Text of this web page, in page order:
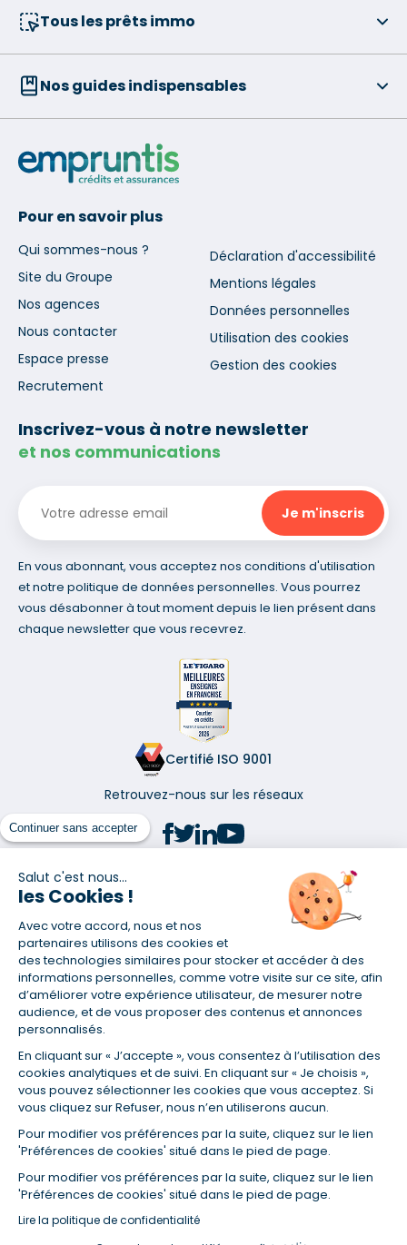
Continuer sans accepter
Salut c'est nous...
les Cookies !
Avec votre accord, nous et nos
partenaires utilisons des cookies et
des technologies similaires pour stocker et accéder à des
informations personnelles, comme votre visite sur ce site, afin
d’améliorer votre expérience utilisateur, de mesurer notre
audience, et de vous proposer des contenus et annonces
personnalisés.
En cliquant sur « J’accepte », vous consentez à l’utilisation des
cookies analytiques et de suivi. En cliquant sur « Je choisis »,
vous pouvez sélectionner les cookies que vous acceptez. Si
vous cliquez sur Refuser, nous n’en utiliserons aucun.
Pour modifier vos préférences par la suite, cliquez sur le lien
'Préférences de cookies' situé dans le pied de page.
Pour modifier vos préférences par la suite, cliquez sur le lien
'Préférences de cookies' situé dans le pied de page.
Lire la politique de confidentialité
Tous les prêts immo
Nos guides indispensables
Pour en savoir plus
Qui sommes-nous ?
Site du Groupe
Nos agences
Nous contacter
Espace presse
Recrutement
Déclaration d'accessibilité
Mentions légales
Données personnelles
Utilisation des cookies
Gestion des cookies
Inscrivez-vous à notre newsletter
et nos communications
En vous abonnant, vous acceptez nos conditions d'utilisation
et notre politique de données personnelles. Vous pourrez
vous désabonner à tout moment depuis le lien présent dans
chaque newsletter que vous recevrez.
Certifié ISO 9001
Retrouvez-nous sur les réseaux
(1) Taux fixe national hors assurance et selon votre profil
(2) Économie de 65 % pour l'assurance d'un prêt amortissable de 330
457,23 € à 0,90 % sur 19,5 ans, accordé à un salarié non cadre assuré à
100 % (décès, PTIA, IPP, ITT, IPP) âgé de 36 ans fumeur et une personne
salariée non cadre assurée à 100 % (décès, PTIA, IPP, ITT, IPP) âgée de 35
ans et non-fumeur, tous deux sans risque médical connu. Au
14/07/2019, coût de l'assurance proposée par la banque 179,08 €/mois
en moyenne contre 64,60 €/mois en moyenne au 14/07/2022 avec
Empruntis.com (TAEA : 0,44 %, coût total de l'assurance : 15 117,65 €).
(3) Taux minimum pour un crédit consommation d'un montant fixé entre
5 000 et 20 000 euros, selon profil et durée.
(4) La diminution du montant des mensualités entraîne l'allongement
de la durée de remboursement ainsi que la hausse du coût total du
(5) Banques de réseau, mutualistes, spécialisées, directions
régionales, organismes de crédit selon votre profil et votre demande.
Mutuelles, compagnies et courtiers d'assurances. Selon votre profil et
votre demande.
régionales, organismes de crédit, selon votre profil et votre demande.